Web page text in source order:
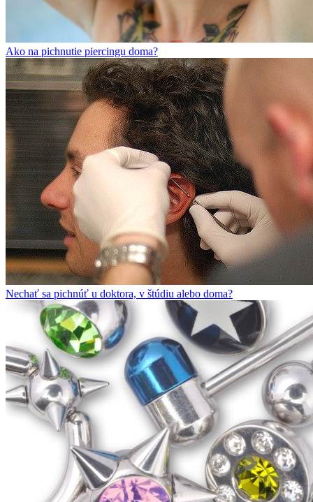
Ako na pichnutie piercingu doma?
Nechať sa pichnúť u doktora, v štúdiu alebo doma?